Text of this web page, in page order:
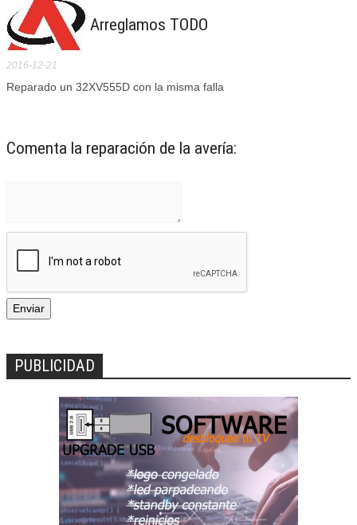
Arreglamos TODO
2016-12-21
Reparado un 32XV555D con la misma falla
Comenta la reparación de la avería:
PUBLICIDAD